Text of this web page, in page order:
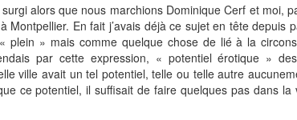
surgi alors que nous marchions Dominique Cerf et moi,
Montpellier. En fait j’avais déjà ce sujet en tête depuis
plein » mais comme quelque chose de lié à la
par cette expression, « potentiel érotique »
ville avait un tel potentiel, telle ou telle autre
ce potentiel, il suffisait de faire quelques pas dans